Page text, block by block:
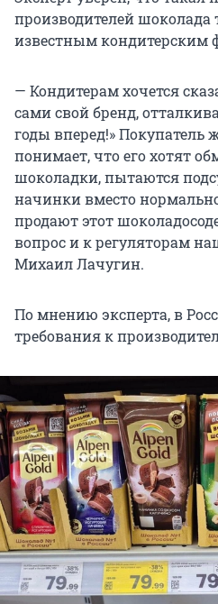
производителей шоколада
известным кондитерским
— Кондитерам хочется
сами свой бренд,
годы вперед!» Покупатель
понимает, что его хотят
шоколадки, пытаются
начинки вместо
продают этот
вопрос и к регуляторам
Михаил Лачугин.
По мнению эксперта, в
требования к